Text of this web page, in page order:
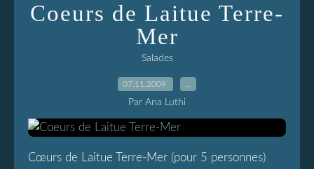
Coeurs de Laitue Terre-
Mer
Salades
07.11.2009
Par Ana Luthi
Cœurs de Laitue Terre-Mer (pour 5 personnes)